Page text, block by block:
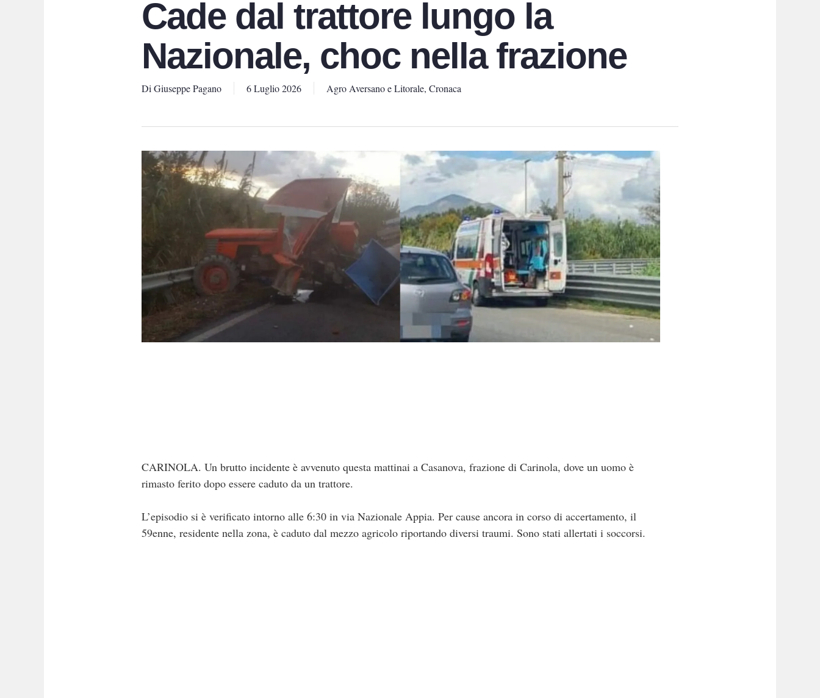
Cade dal trattore lungo la
Nazionale, choc nella frazione
Di Giuseppe Pagano 6 Luglio 2026 Agro Aversano e Litorale, Cronaca
CARINOLA. Un brutto incidente è avvenuto questa mattinai a Casanova, frazione di Carinola, dove un uomo è
rimasto ferito dopo essere caduto da un trattore.
L’episodio si è verificato intorno alle 6:30 in via Nazionale Appia. Per cause ancora in corso di accertamento, il
59enne, residente nella zona, è caduto dal mezzo agricolo riportando diversi traumi. Sono stati allertati i soccorsi.